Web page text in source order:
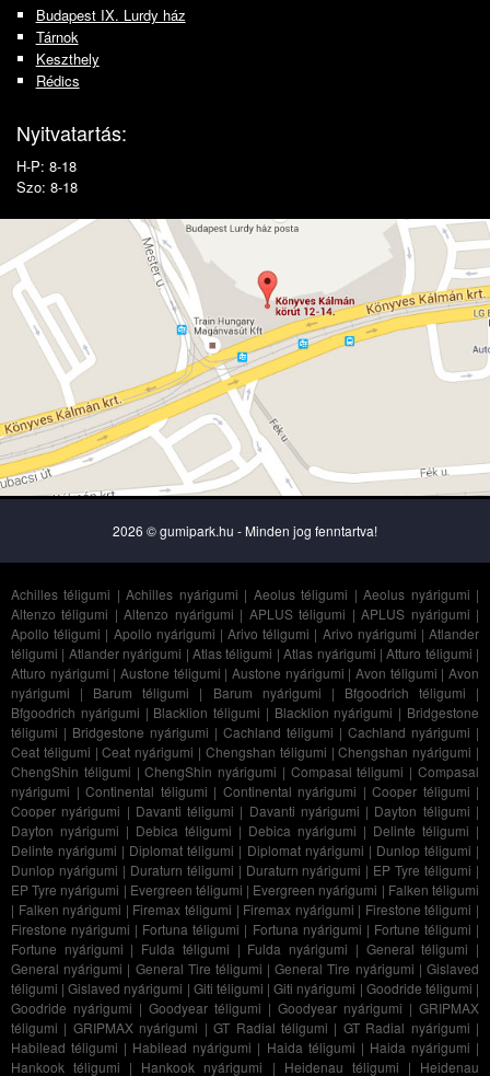
Budapest IX. Lurdy ház
Tárnok
Keszthely
Rédics
Nyitvatartás:
H-P: 8-18
Szo: 8-18
2026 © gumipark.hu - Minden jog fenntartva!
Achilles téligumi |Achilles nyárigumi | Aeolus téligumi |Aeolus nyárigumi |
Altenzo téligumi |Altenzo nyárigumi | APLUS téligumi |APLUS nyárigumi |
Apollo téligumi | Apollo nyárigumi |Arivo téligumi | Arivo nyárigumi |Atlander
téligumi | Atlander nyárigumi | Atlas téligumi |Atlas nyárigumi |Atturo téligumi |
Atturo nyárigumi |Austone téligumi |Austone nyárigumi |Avon téligumi |Avon
nyárigumi | Barum téligumi | Barum nyárigumi | Bfgoodrich téligumi |
Bfgoodrich nyárigumi | Blacklion téligumi | Blacklion nyárigumi | Bridgestone
téligumi | Bridgestone nyárigumi | Cachland téligumi | Cachland nyárigumi |
Ceat téligumi |Ceat nyárigumi | Chengshan téligumi |Chengshan nyárigumi |
ChengShin téligumi |ChengShin nyárigumi | Compasal téligumi |Compasal
nyárigumi | Continental téligumi | Continental nyárigumi | Cooper téligumi |
Cooper nyárigumi | Davanti téligumi | Davanti nyárigumi | Dayton téligumi |
Dayton nyárigumi | Debica téligumi | Debica nyárigumi | Delinte téligumi |
Delinte nyárigumi | Diplomat téligumi | Diplomat nyárigumi | Dunlop téligumi |
Dunlop nyárigumi | Duraturn téligumi | Duraturn nyárigumi | EP Tyre téligumi |
EP Tyre nyárigumi | Evergreen téligumi | Evergreen nyárigumi | Falken téligumi
| Falken nyárigumi | Firemax téligumi | Firemax nyárigumi | Firestone téligumi |
Firestone nyárigumi | Fortuna téligumi | Fortuna nyárigumi | Fortune téligumi |
Fortune nyárigumi | Fulda téligumi | Fulda nyárigumi | General téligumi |
General nyárigumi | General Tire téligumi |General Tire nyárigumi |Gislaved
téligumi |Gislaved nyárigumi | Giti téligumi |Giti nyárigumi | Goodride téligumi |
Goodride nyárigumi | Goodyear téligumi | Goodyear nyárigumi | GRIPMAX
téligumi | GRIPMAX nyárigumi |GT Radial téligumi | GT Radial nyárigumi |
Habilead téligumi | Habilead nyárigumi | Haida téligumi | Haida nyárigumi |
Hankook téligumi | Hankook nyárigumi | Heidenau téligumi | Heidenau